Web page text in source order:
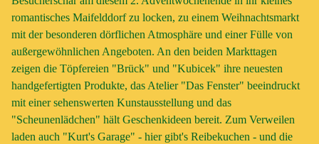
romantisches Maifelddorf zu locken, zu einem Weihnachtsmarkt
mit der besonderen dörflichen Atmosphäre und einer Fülle von
außergewöhnlichen Angeboten. An den beiden Markttagen
zeigen die Töpfereien "Brück" und "Kubicek" ihre neuesten
handgefertigten Produkte, das Atelier "Das Fenster" beeindruckt
mit einer sehenswerten Kunstausstellung und das
"Scheunenlädchen" hält Geschenkideen bereit. Zum Verweilen
laden auch "Kurt's Garage" - hier gibt's Reibekuchen - und die